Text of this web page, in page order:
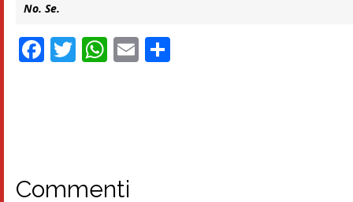
No. Se.
Facebook
Twitter
WhatsApp
Email
Commenti